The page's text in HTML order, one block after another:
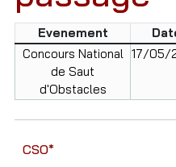
Evenement
Concours National
de Saut
d'Obstacles
17/05/
CSO*